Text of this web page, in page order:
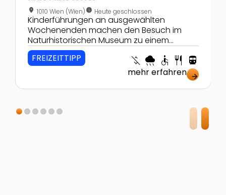
location_on 1010 Wien (Wien)nest_clock_farsight_analog Heute geschlossen
Kinderführungen an ausgewählten
Wochenenden machen den Besuch im
Naturhistorischen Museum zu einem
einzigartigen Erlebnis.
FREIZEITTIPP money_off rainy accessible restaurant directions_transit
mehr erfahren arrow_forward